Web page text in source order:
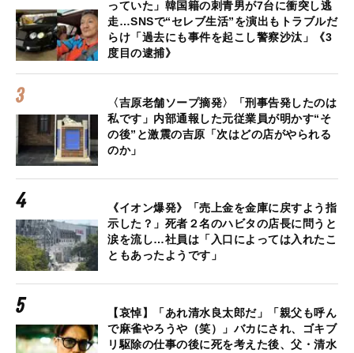
っていた」韓国籍の刺青男が7台に衝突し逃
走…SNSで“セレブ生活”を演出もトラブルだ
らけ「過去にも事件を起こし警察沙汰」《3
度目の逮捕》
〈吉原老舗ソープ摘発〉「刑事告発したのは
私です」内部通報した元従業員が明かす“そ
の後”と激震の吉原「次はどの店がやられる
のか」
《イオン爆発》「売上金を金庫に戻すよう指
示した？」死者２名のハビタの店長に問うと
涙を流し…社員は「入口によっては入れたこ
ともあったようです」
【哀悼】「あれ清水良太郎だ」「親父も呼ん
で麻雀やろうや（笑）」バカにされ、ゴキブ
リ駆除の仕事の後に死を考えた後、父・清水